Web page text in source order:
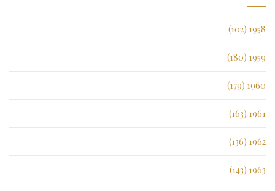
1958 (102)
1959 (180)
1960 (179)
1961 (163)
1962 (136)
1963 (143)